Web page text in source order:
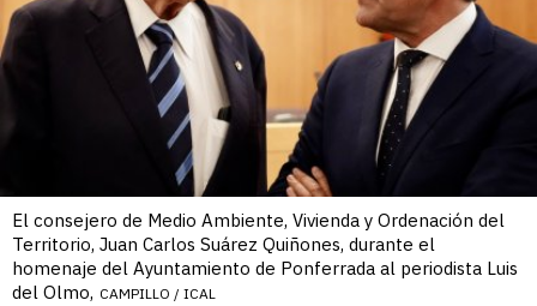
El consejero de Medio Ambiente, Vivienda y Ordenación del
Territorio, Juan Carlos Suárez Quiñones, durante el
homenaje del Ayuntamiento de Ponferrada al periodista Luis
del Olmo, CAMPILLO / ICAL